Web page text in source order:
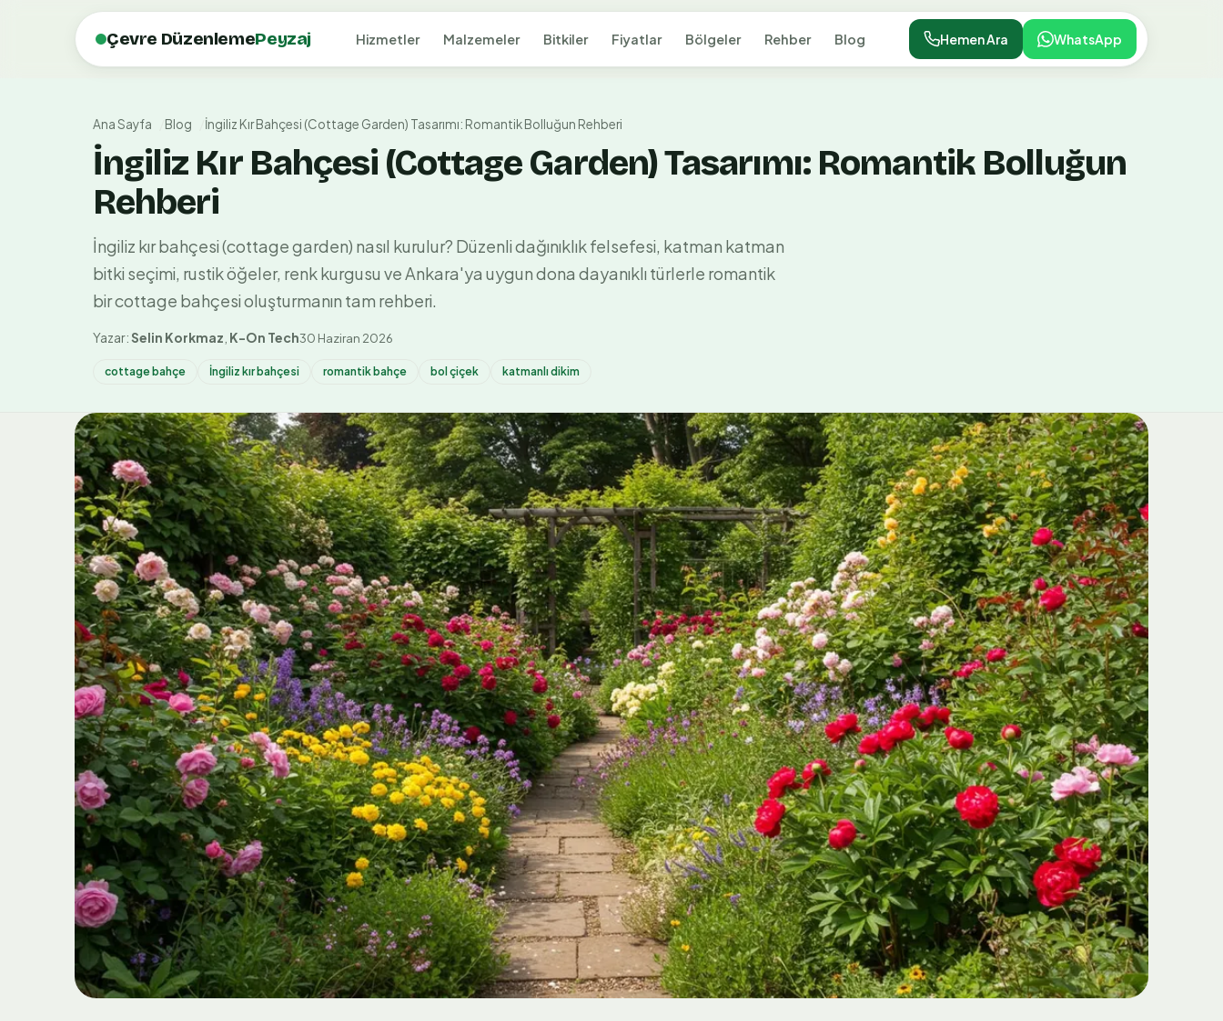
Çevre DüzenlemePeyzaj Hizmetler Malzemeler Bitkiler Fiyatlar Bölgeler Rehber Blog Hemen Ara WhatsApp
Ana Sayfa Blog İngiliz Kır Bahçesi (Cottage Garden) Tasarımı: Romantik Bolluğun Rehberi
İngiliz Kır Bahçesi (Cottage Garden) Tasarımı: Romantik Bolluğun
Rehberi
İngiliz kır bahçesi (cottage garden) nasıl kurulur? Düzenli dağınıklık felsefesi, katman katman
bitki seçimi, rustik öğeler, renk kurgusu ve Ankara'ya uygun dona dayanıklı türlerle romantik
bir cottage bahçesi oluşturmanın tam rehberi.
Yazar:Selin Korkmaz K-On Tech30 Haziran 2026
cottage bahçe İngiliz kır bahçesi romantik bahçe bol çiçek katmanlı dikim